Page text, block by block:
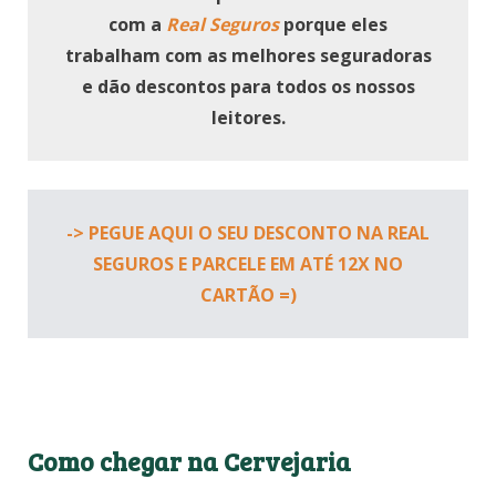
com a Real Segurosporque eles
trabalham com as melhores seguradoras
e dão descontos para todos os nossos
leitores.
-> PEGUE AQUI O SEU DESCONTO NA REAL
SEGUROS E PARCELE EM ATÉ 12X NO
CARTÃO =)
Como chegar na Cervejaria